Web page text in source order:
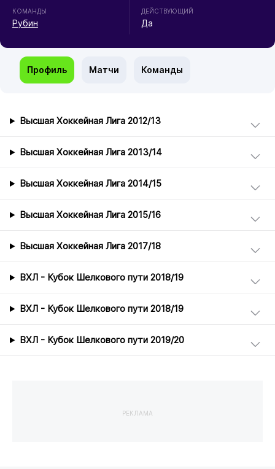
КОМАНДЫ
Рубин
ДЕЙСТВУЮЩИЙ
Да
Профиль Матчи Команды
Высшая Хоккейная Лига 2012/13
Высшая Хоккейная Лига 2013/14
Высшая Хоккейная Лига 2014/15
Высшая Хоккейная Лига 2015/16
Высшая Хоккейная Лига 2017/18
ВХЛ - Кубок Шелкового пути 2018/19
ВХЛ - Кубок Шелкового пути 2018/19
ВХЛ - Кубок Шелкового пути 2019/20
РЕКЛАМА